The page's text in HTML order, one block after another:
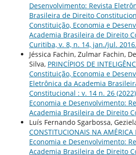
Desenvolvimento: Revista
Brasileira de Direito
Constituição, Economia e
Academia Brasileira de Direito
Curitiba, v. 8, n. 14, jan./jul. 2016.
Jéssica Fachin, Zulmar Fachin,
Silva, PRINCÍPIOS DE
Constituição, Economia e
Eletrônica da Academia
Constitucional : v. 14 n. 26
Economia e Desenvolvimento:
Academia Brasileira de Direito
Luís Fernando Sgarbossa,
CONSTITUCIONAIS NA AMÉRICA
Economia e Desenvolvimento:
Academia Brasileira de Direito